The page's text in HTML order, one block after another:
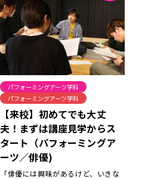
パフォーミングアーツ学科
パフォーミングアーツ学科
【来校】初めてでも大丈
夫！まずは講座見学からス
タート（パフォーミングア
ーツ／俳優)
「俳優には興味があるけど、いきな